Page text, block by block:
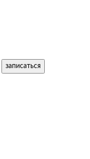
записаться